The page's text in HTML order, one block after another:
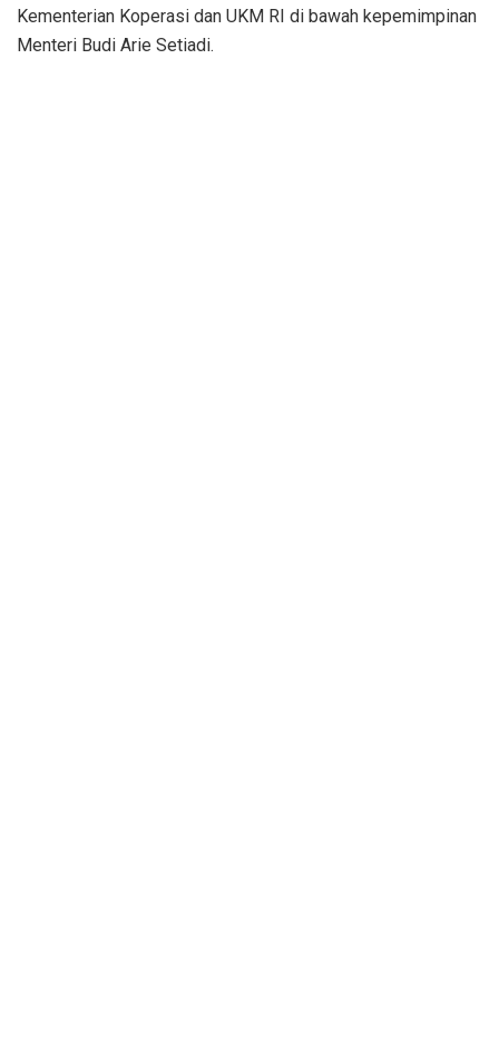
Kementerian Koperasi dan UKM RI di bawah kepemimpinan
Menteri Budi Arie Setiadi.